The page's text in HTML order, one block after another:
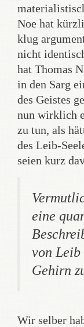
Noe hat
klug
nicht
hat Thomas
in den Sarg
des Geistes
nun wirklich
zu tun, als
des Leib-
seien kurz
eine
von Leib
Gehirn
Wir selber